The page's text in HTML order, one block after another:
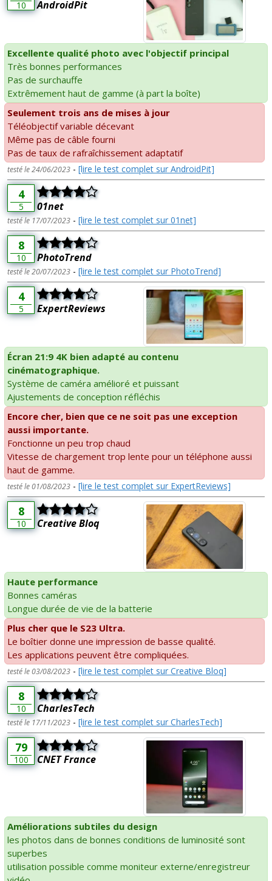
10 AndroidPit
Excellente qualité photo avec l'objectif principal
Très bonnes performances
Pas de surchauffe
Extrêmement haut de gamme (à part la boîte)
Seulement trois ans de mises à jour
Téléobjectif variable décevant
Même pas de câble fourni
Pas de taux de rafraîchissement adaptatif
testé le 24/06/2023 - [lire le test complet sur AndroidPit]
4
5 01net
testé le 17/07/2023 - [lire le test complet sur 01net]
8
10 PhotoTrend
testé le 20/07/2023 - [lire le test complet sur PhotoTrend]
4
5 ExpertReviews
Écran 21:9 4K bien adapté au contenu
cinématographique.
Système de caméra amélioré et puissant
Ajustements de conception réfléchis
Encore cher, bien que ce ne soit pas une exception
aussi importante.
Fonctionne un peu trop chaud
Vitesse de chargement trop lente pour un téléphone aussi
haut de gamme.
testé le 01/08/2023 - [lire le test complet sur ExpertReviews]
8
10 Creative Bloq
Haute performance
Bonnes caméras
Longue durée de vie de la batterie
Plus cher que le S23 Ultra.
Le boîtier donne une impression de basse qualité.
Les applications peuvent être compliquées.
testé le 03/08/2023 - [lire le test complet sur Creative Bloq]
8
10 CharlesTech
testé le 17/11/2023 - [lire le test complet sur CharlesTech]
79
100 CNET France
Améliorations subtiles du design
les photos dans de bonnes conditions de luminosité sont
superbes
utilisation possible comme moniteur externe/enregistreur